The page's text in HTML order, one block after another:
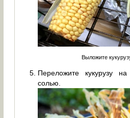
Выложите
Переложите кукурузу
солью.